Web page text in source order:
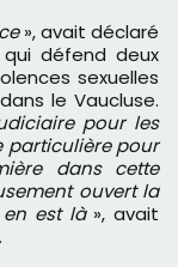
», avait déclaré
défend deux
sexuelles
le Vaucluse.
pour les
particulière pour
dans cette
ouvert la
est là», avait